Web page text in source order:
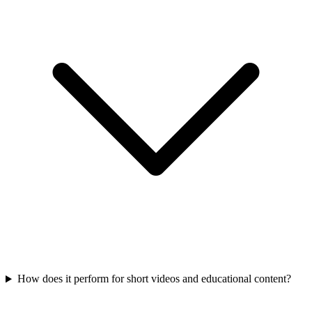
How does it perform for short videos and educational content?